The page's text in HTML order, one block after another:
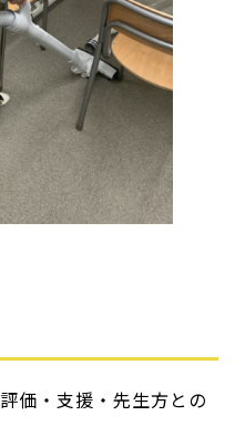
価・支援・先生方との